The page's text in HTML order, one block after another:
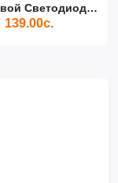
Кольцевой Светодиодный Св...
139.00с.